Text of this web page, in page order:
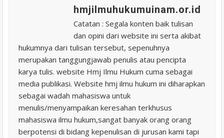
hmjilmuhukumuinam.or.id
Catatan : Segala konten baik tulisan
dan opini dari website ini serta akibat
hukumnya dari tulisan tersebut, sepenuhnya
merupakan tanggungjawab penulis atau pencipta
karya tulis. website Hmj Ilmu Hukum cuma sebagai
media publikasi. Website hmj ilmu hukum ini diharapkan
sebagai wadah mahasiswa untuk
menulis/menyampaikan keresahan terkhusus
mahasiswa ilmu hukum,sangat banyak orang orang
berpotensi di bidang kepenulisan di jurusan kami tapi